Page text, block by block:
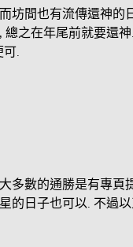
坊間也有流傳還神的
之在年尾前就要還
.
多數的通勝是有專頁
的日子也可以. 不過